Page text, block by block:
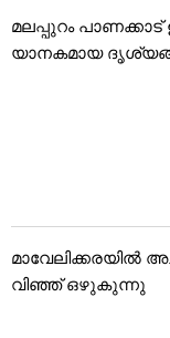
മലപ്പുറം പാണക്കാട്
യാനകമായ
മാവേലിക്കരയിൽ
വിഞ്ഞ് ഒഴുകുന്നു